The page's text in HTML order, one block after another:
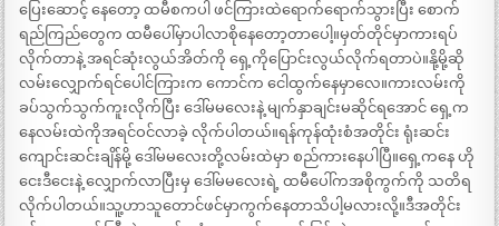
ပြေးဆောင့် နေတော့ ထမီစကပါ ဖင်ကြားထဲရောက်ရောက်သွားပြီး စောက်
ရည်ကြည်တွေက ထမီပေါ်မှာပါလာစိုနေတော့တာပေါ့။မှတ်တိုင်မှာကားရပ်
လိုက်တာနဲ့ အရင်ဆုံးလွယ်အိတ်ကို ရှေ့ကိုပြောင်းလွယ်လိုက်ရတာပဲ။နို့မို့ဆို
လမ်းလျှောက်ရင်ပေါင်ကြားက ကောင်က ငေါထွက်နေမှာလေ။ကားလမ်းကို
ခပ်သွက်သွက်ကူးလိုက်ပြီး ဒေါ်မမလေးနဲ့ မျက်နှာချင်းမဆိုင်ရအောင် ရှေ့က
နေလမ်းထဲကိုအရင်ဝင်လာခဲ့ လိုက်ပါတယ်။ရန်ကုန်ထုံးစံအတိုင်း ရုံးဆင်း
ကျောင်းဆင်းချိန်မို့ ဒေါ်မမလေးတို့လမ်းထဲမှာ စည်ကားနေပါပြီ။ရှေ့ကနေ ဟို
ငေးဒီငေးနဲ့ လျှောက်လာပြီးမှ ဒေါ်မမလေးရဲ့ ထမီပေါ်ကအစိုကွက်ကို သတိရ
လိုက်ပါတယ်။သူ့ဟာသူတောင်ဖင်မှာကွက်နေတာသိပါ့မလားလို့။ဒီအတိုင်း